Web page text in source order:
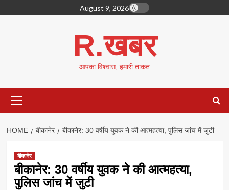
to
August 9, 2026
R.खबर
आपका विश्वास, हमारी ताकत
Menu
HOME बीकानेर बीकानेर: 30 वर्षीय युवक ने की आत्महत्या, पुलिस जांच में जुटी
बीकानेर
बीकानेर: 30 वर्षीय युवक ने की आत्महत्या,
पुलिस जांच में जुटी